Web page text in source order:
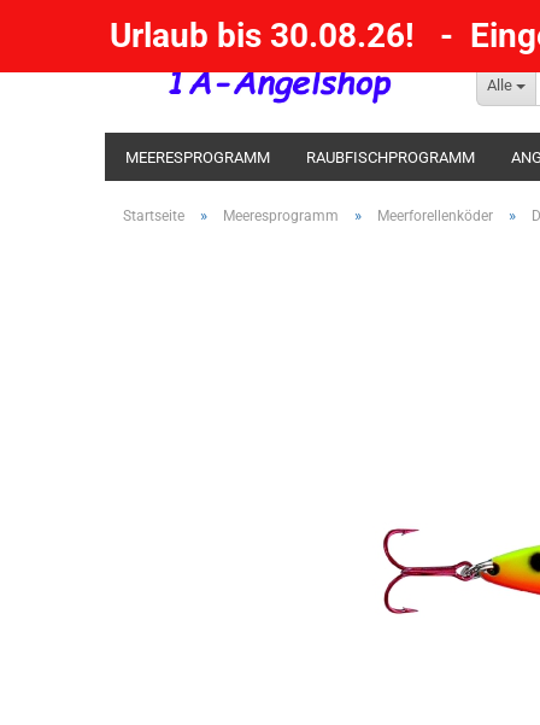
Alle
Urlaub bis 30.08.26! -
MEERESPROGRAMM RAUBFISCHPROGRAMM
KESCHER / SENKE / GAFF POSEN SBIRULINOS
Startseite » Meeresprogramm » Meerforellenköder »